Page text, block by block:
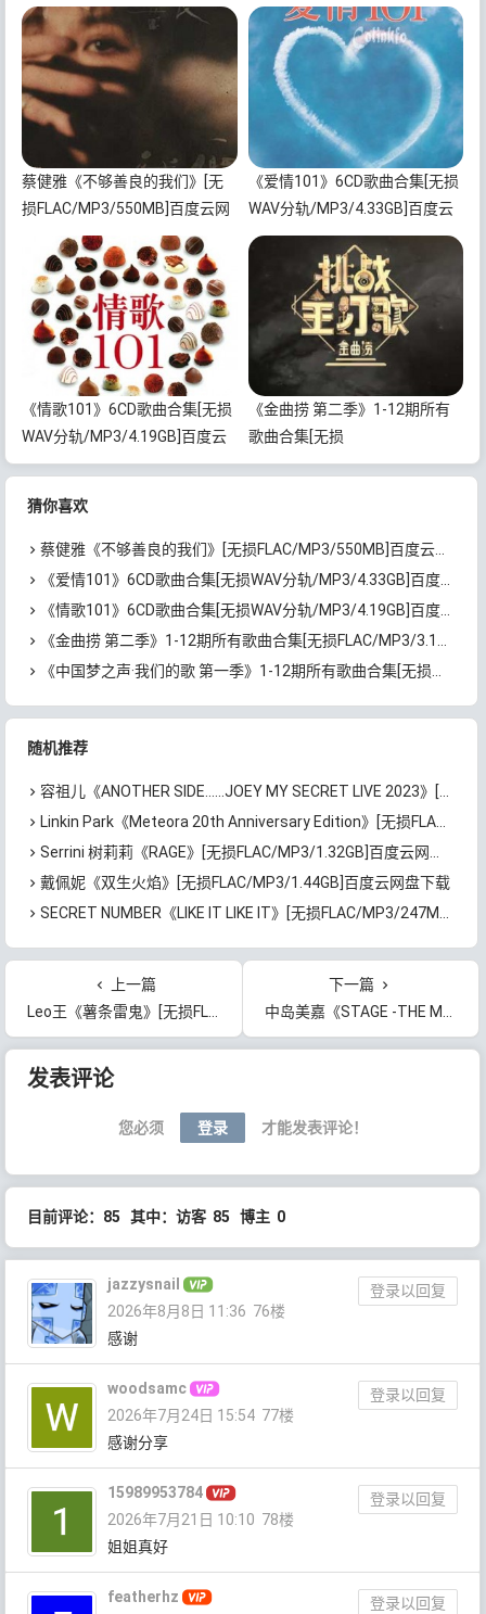
蔡健雅《不够善良的我们》[无
损FLAC/MP3/550MB]百度云网
盘下载
《爱情101》6CD歌曲合集[无损
WAV分轨/MP3/4.33GB]百度云
网盘下载
《情歌101》6CD歌曲合集[无损
WAV分轨/MP3/4.19GB]百度云
网盘下载
《金曲捞 第二季》1-12期所有
歌曲合集[无损
FLAC/MP3/3.17GB]百度云网盘
猜你喜欢
蔡健雅《不够善良的我们》[无损FLAC/MP3/550MB]百度云网盘下载
《爱情101》6CD歌曲合集[无损WAV分轨/MP3/4.33GB]百度云网盘下载
《情歌101》6CD歌曲合集[无损WAV分轨/MP3/4.19GB]百度云网盘下载
《金曲捞 第二季》1-12期所有歌曲合集[无损FLAC/MP3/3.17GB]百度云网盘下载
《中国梦之声·我们的歌 第一季》1-12期所有歌曲合集[无损MP3/FLAC/3.36GB]百度云网盘下载
随机推荐
容祖儿《ANOTHER SIDE……JOEY MY SECRET LIVE 2023》[无损WAV/MP3/750MB]百度云网盘下载
Linkin Park《Meteora 20th Anniversary Edition》[无损FLAC/MP3/4.48GB]百度云网盘下载
Serrini 树莉莉《RAGE》[无损FLAC/MP3/1.32GB]百度云网盘下载
戴佩妮《双生火焰》[无损FLAC/MP3/1.44GB]百度云网盘下载
SECRET NUMBER《LIKE IT LIKE IT》[无损FLAC/MP3/247MB]百度云网盘下载
上一篇
Leo王《薯条雷鬼》[无损FLAC/MP3/370MB]百度云网盘下载
下一篇
中岛美嘉《STAGE -THE MUSICAL IN MY HEAD-》[无损FLAC/MP3/1.67GB]百度云网盘下载
文章导航
发表评论
您必须 登录 才能发表评论！
目前评论：85 其中：访客 85 博主 0
jazzysnail
登录以回复
2026年8月8日 11:36 76楼
感谢
woodsamc
登录以回复
2026年7月24日 15:54 77楼
感谢分享
15989953784
登录以回复
2026年7月21日 10:10 78楼
姐姐真好
featherhz
登录以回复